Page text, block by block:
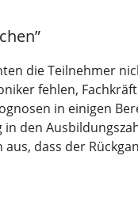
die Teilnehmer
fehlen,
in einigen
in den
dass der